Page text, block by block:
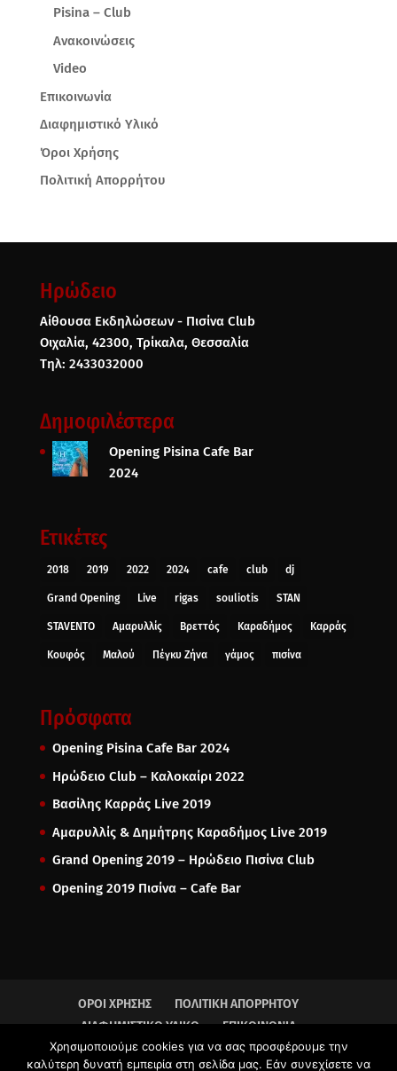
Pisina – Club
Ανακοινώσεις
Video
Επικοινωνία
Διαφημιστικό Υλικό
Όροι Χρήσης
Πολιτική Απορρήτου
Ηρώδειο
Αίθουσα Εκδηλώσεων - Πισίνα Club
Οιχαλία, 42300, Τρίκαλα, Θεσσαλία
Τηλ: 2433032000
Δημοφιλέστερα
Opening Pisina Cafe Bar
2024
Ετικέτες
2018 2019 2022 2024 cafe club dj
Grand Opening Live rigas souliotis STAN
STAVENTO Αμαρυλλίς Βρεττός Καραδήμος Καρράς
Κουφός Μαλού Πέγκυ Ζήνα γάμος πισίνα
Πρόσφατα
Opening Pisina Cafe Bar 2024
Ηρώδειο Club – Καλοκαίρι 2022
Βασίλης Καρράς Live 2019
Αμαρυλλίς & Δημήτρης Καραδήμος Live 2019
Grand Opening 2019 – Ηρώδειο Πισίνα Club
Opening 2019 Πισίνα – Cafe Bar
ΟΡΟΙ ΧΡΗΣΗΣ
ΠΟΛΙΤΙΚΗ ΑΠΟΡΡΗΤΟΥ
ΔΙΑΦΗΜΙΣΤΙΚΟ ΥΛΙΚΟ
ΕΠΙΚΟΙΝΩΝΙΑ
Χρησιμοποιούμε cookies για να σας προσφέρουμε την
καλύτερη δυνατή εμπειρία στη σελίδα μας. Εάν συνεχίσετε να